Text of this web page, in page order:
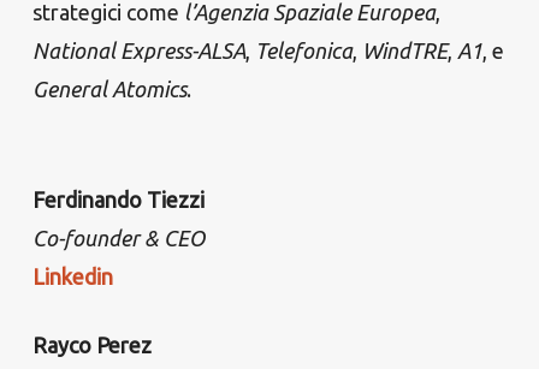
strategici come l’Agenzia Spaziale Europea,
National Express-ALSA, Telefonica, WindTRE, A1, e
General Atomics.
Ferdinando Tiezzi
Co-founder & CEO
Linkedin
Rayco Perez